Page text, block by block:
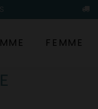
FEMME